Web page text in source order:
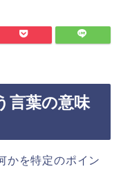
言葉の意味
かを特定のポイン